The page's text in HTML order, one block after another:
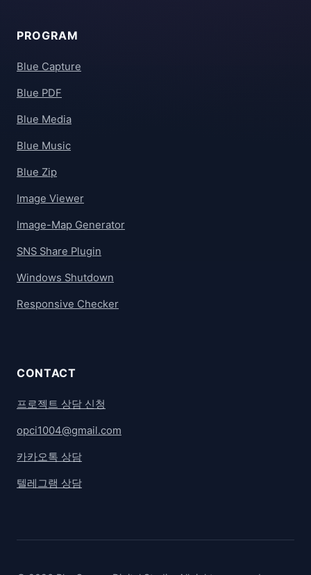
PROGRAM
Blue Capture
Blue PDF
Blue Media
Blue Music
Blue Zip
Image Viewer
Image-Map Generator
SNS Share Plugin
Windows Shutdown
Responsive Checker
CONTACT
프로젝트 상담 신청
opci1004@gmail.com
카카오톡 상담
텔레그램 상담